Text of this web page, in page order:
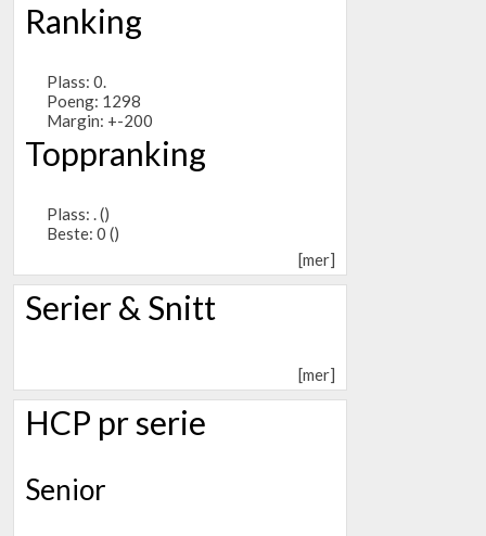
Ranking
Plass: 0.
Poeng: 1298
Margin: +-200
Toppranking
Plass: . ()
Beste: 0 ()
[mer]
Serier & Snitt
[mer]
HCP pr serie
Senior